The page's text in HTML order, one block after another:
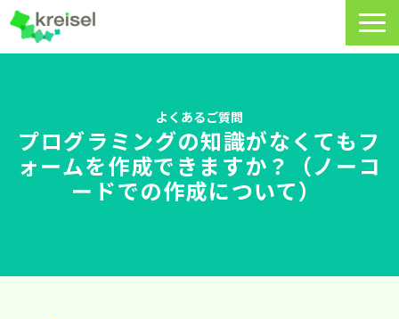
サービス一覧
クライゼルの使い方
資料DL・ウェビナー一覧
料金・プラン
よくあるご質問
プログラミングの知識がなくてもフ
ォームを作成できますか？（ノーコ
ードでの作成について）